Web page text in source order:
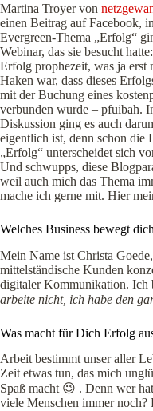
Martina Troyer von
einen Beitrag auf Facebook,
Evergreen-Thema „Erfolg“
Webinar, das sie besucht
Erfolg prophezeit, was ja erst
Haken war, dass dieses
mit der Buchung eines
verbunden wurde – pfuibah.
Diskussion ging es auch
eigentlich ist, denn schon die
„Erfolg“ unterscheidet sich
Und schwupps, diese
weil auch mich das Thema
mache ich gerne mit. Hier
Welches Business bewegt
Mein Name ist Christa
mittelständische Kunden
digitaler Kommunikation. Ich
arbeite nicht, ich habe den
Was macht für Dich Erfolg
Arbeit bestimmt unser aller
Zeit etwas tun, das mich
Spaß macht 😉 . Denn wer
viele Menschen immer